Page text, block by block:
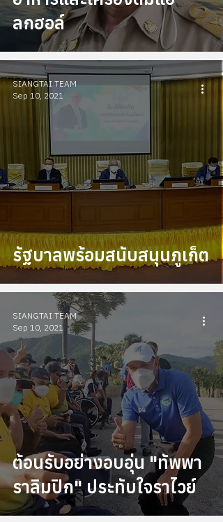
ลกฮอล์
รัฐบาลพร้อมสนับสนุนภูเก็ต
SIANGTAI TEAM
Sep 10, 2021
ต้อนรับอย่างอบอุ่น "ทัพพา
ราลิมปิก" ประทับใจราไวย์
SIANGTAI TEAM
Sep 10, 2021